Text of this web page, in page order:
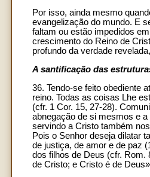
Por isso, ainda mesmo
evangelização do mundo. E
faltam ou estão impedidos
crescimento do Reino de
profundo da verdade
A santificação das
36. Tendo-se feito obediente
reino. Todas as coisas Lhe
(cfr. 1 Cor. 15, 27-28).
abnegação de si mesmos e
servindo a Cristo também
Pois o Senhor deseja dilatar
de justiça, de amor e de paz
dos filhos de Deus (cfr. Rom.
de Cristo; e Cristo é de